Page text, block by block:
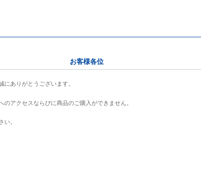
お客様各位
ありがとうございます。
アクセスならびに商品のご購入ができません。
い。